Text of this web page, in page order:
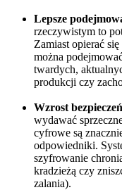
Lepsze
rzeczywistym to
Zamiast opierać
można
twardych,
produkcji czy
Wzrost
wydawać
cyfrowe są
odpowiedniki.
szyfrowanie
kradzieżą czy
zalania).